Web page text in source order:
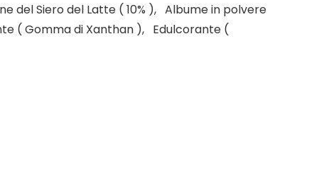
del Siero del Latte ( 10% ), Albume in polvere
( Gomma di Xanthan ), Edulcorante (